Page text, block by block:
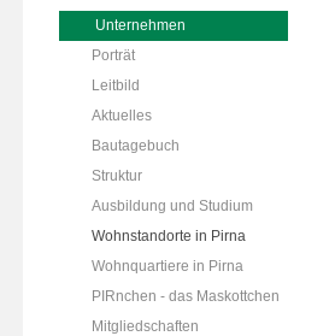
Unternehmen
Porträt
Leitbild
Aktuelles
Bautagebuch
Struktur
Ausbildung und Studium
Wohnstandorte in Pirna
Wohnquartiere in Pirna
PIRnchen - das Maskottchen
Mitgliedschaften